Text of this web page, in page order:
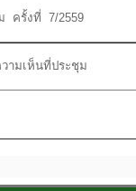
ครั้งที่ 7/2559
ามเห็นที่ประชุม